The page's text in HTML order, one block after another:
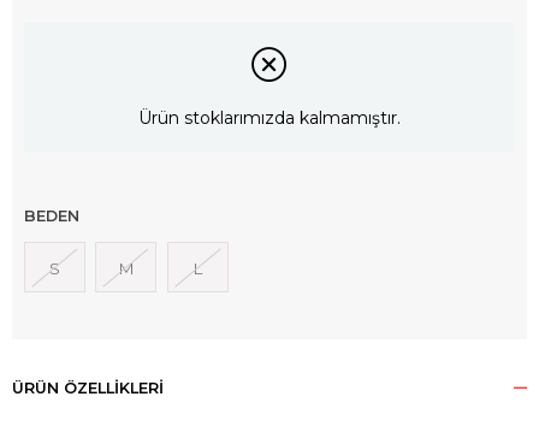
Ürün stoklarımızda kalmamıştır.
BEDEN
S M L
ÜRÜN ÖZELLIKLERI